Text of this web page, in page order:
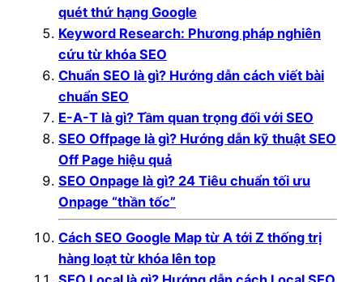
quét thứ hạng Google
Keyword Research: Phương pháp nghiên
cứu từ khóa SEO
Chuẩn SEO là gì? Hướng dẫn cách viết bài
chuẩn SEO
E-A-T là gì? Tầm quan trọng đối với SEO
SEO Offpage là gì? Hướng dẫn kỹ thuật SEO
Off Page hiệu quả
SEO Onpage là gì? 24 Tiêu chuẩn tối ưu
Onpage “thần tốc”
Cách SEO Google Map từ A tới Z thống trị
hàng loạt từ khóa lên top